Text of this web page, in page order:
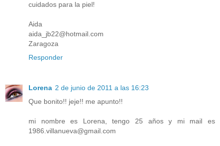
cuidados para la piel!
Aida
aida_jb22@hotmail.com
Zaragoza
Responder
Lorena 2 de junio de 2011 a las 16:23
Que bonito!! jeje!! me apunto!!
mi nombre es Lorena, tengo 25 años y mi mail es
1986.villanueva@gmail.com